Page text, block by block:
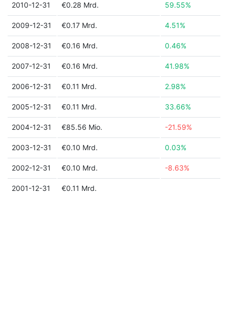
2010-12-31 €0.28 Mrd. 59.55%
2009-12-31 €0.17 Mrd. 4.51%
2008-12-31 €0.16 Mrd. 0.46%
2007-12-31 €0.16 Mrd. 41.98%
2006-12-31 €0.11 Mrd. 2.98%
2005-12-31 €0.11 Mrd. 33.66%
2004-12-31 €85.56 Mio. -21.59%
2003-12-31 €0.10 Mrd. 0.03%
2002-12-31 €0.10 Mrd. -8.63%
2001-12-31 €0.11 Mrd.